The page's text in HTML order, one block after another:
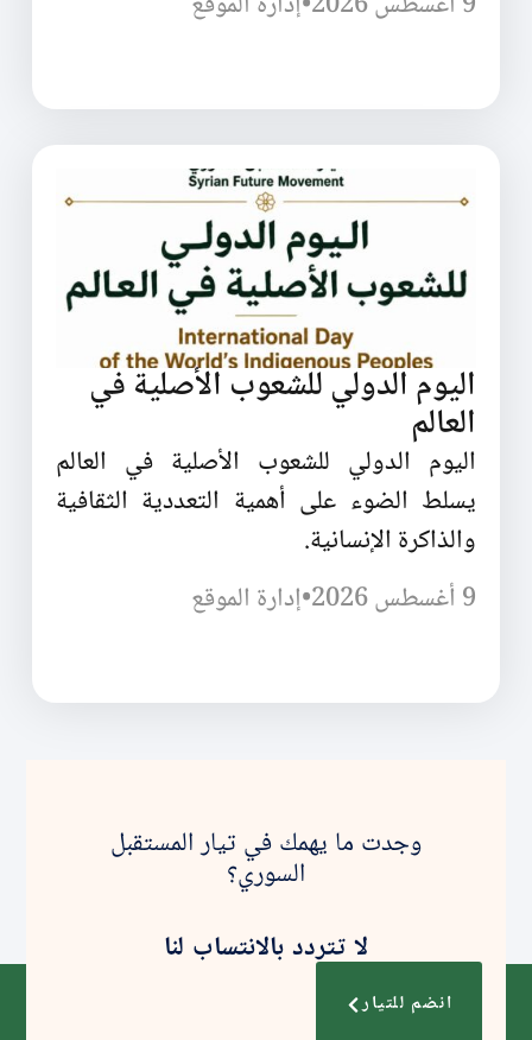
اليوم الدولي للشعوب الأصلية في
العالم
اليوم الدولي للشعوب الأصلية في العالم
يسلط الضوء على أهمية التعددية الثقافية
والذاكرة الإنسانية.
9 أغسطس 2026
•إدارة الموقع
وجدت ما يهمك في تيار المستقبل
السوري؟
لا تتردد بالانتساب لنا
انضم للتيار